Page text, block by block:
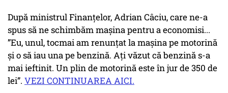
După ministrul Finanțelor, Adrian Câciu, care ne-a
spus să ne schimbăm mașina pentru a economisi...
”Eu, unul, tocmai am renunțat la mașina pe motorină
şi o să iau una pe benzină. Ați văzut că benzină s-a
mai ieftinit. Un plin de motorină este în jur de 350 de
lei”. VEZI CONTINUAREA AICI.